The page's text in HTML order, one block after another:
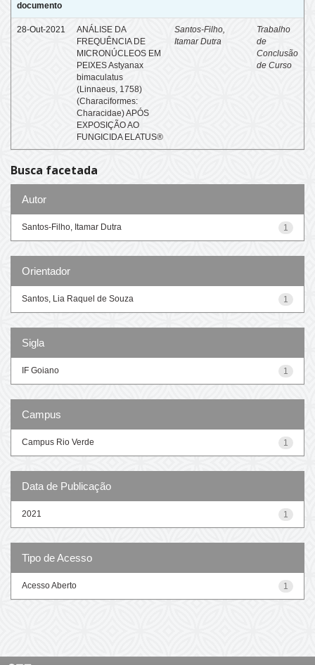
documento
28-Out-2021
ANÁLISE DA
FREQUÊNCIA DE
MICRONÚCLEOS EM
PEIXES Astyanax
bimaculatus
(Linnaeus, 1758)
(Characiformes:
Characidae) APÓS
EXPOSIÇÃO AO
FUNGICIDA ELATUS®
Santos-Filho,
Itamar Dutra
Trabalho
de
Conclusão
de Curso
Busca facetada
Autor
1
Santos-Filho, Itamar Dutra
Orientador
1
Santos, Lia Raquel de Souza
Sigla
1
IF Goiano
Campus
1
Campus Rio Verde
Data de Publicação
1
2021
Tipo de Acesso
1
Acesso Aberto